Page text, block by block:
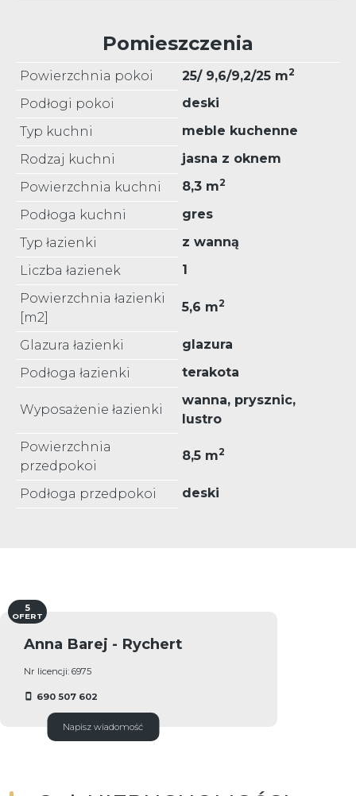
Pomieszczenia
Powierzchnia pokoi 25/ 9,6/9,2/25 m2
Podłogi pokoi
deski
Typ kuchni
meble kuchenne
Rodzaj kuchni
jasna z oknem
Powierzchnia kuchni
8,3 m2
Podłoga kuchni
gres
Typ łazienki
z wanną
Liczba łazienek
1
Powierzchnia łazienki
[m2]
5,6 m2
Glazura łazienki
glazura
Podłoga łazienki
terakota
Wyposażenie łazienki
wanna, prysznic,
lustro
Powierzchnia
przedpokoi
8,5 m2
Podłoga przedpokoi deski
Anna Barej - Rychert
Nr licencji: 6975
690 507 602
Napisz wiadomość
5
OFERT